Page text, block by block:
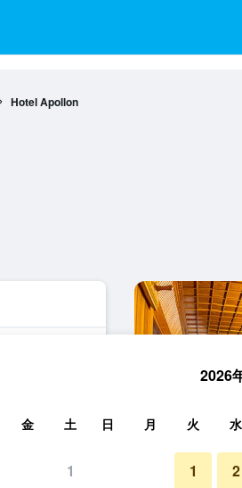
Hotel Apollon
金 土
1
2026
日 月 火 水
1 2